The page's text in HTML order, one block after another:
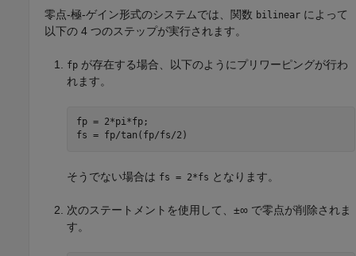
零点-極-ゲイン形式のシステムでは、関数 bilinear によって
以下の 4 つのステップが実行されます。
fp が存在する場合、以下のようにプリワーピングが行わ
れます。
fp = 2*pi*fp;
そうでない場合は fs = 2*fs となります。
次のステートメントを使用して、±∞ で零点が削除されま
す。